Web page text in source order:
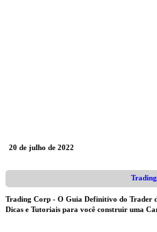
20 de julho de 2022
Trading Corp - O Guia Definitivo do Trader
Dicas e Tutoriais para você construir uma